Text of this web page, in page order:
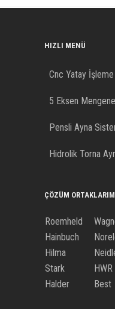
HIZLI MENÜ
Cnc Yatay
5 Eksen Mengene
Pensli Ayna
Hidrolik Torna
ÇÖZÜM
Roemheld
Hainbuch
Hilma
Stark
HWR
Halder
Best